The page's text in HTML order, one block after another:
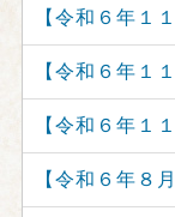
【令和６年
【令和６年
【令和６年
【令和６年